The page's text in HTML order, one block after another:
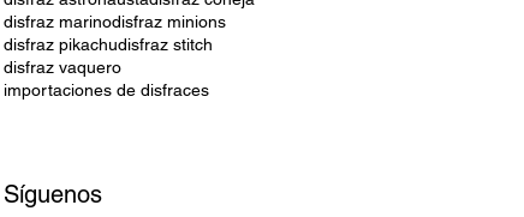
disfraz marinodisfraz minions
disfraz pikachudisfraz stitch
disfraz vaquero
importaciones de disfraces
Síguenos